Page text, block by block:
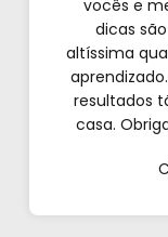
vocês e
dicas
altíssima
resultados
casa.
testar em
produtos